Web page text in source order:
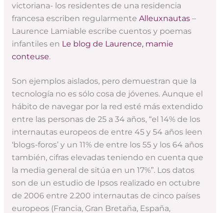
victoriana- los residentes de una residencia
francesa escriben regularmente Alleuxnautas–
Laurence Lamiable escribe cuentos y poemas
infantiles en Le blog de Laurence, mamie
conteuse.
Son ejemplos aislados, pero demuestran que la
tecnología no es sólo cosa de jóvenes. Aunque el
hábito de navegar por la red esté más extendido
entre las personas de 25 a 34 años, “el 14% de los
internautas europeos de entre 45 y 54 años leen
‘blogs-foros’ y un 11% de entre los 55 y los 64 años
también, cifras elevadas teniendo en cuenta que
la media general de sitúa en un 17%”. Los datos
son de un estudio de Ipsos realizado en octubre
de 2006 entre 2.200 internautas de cinco países
europeos (Francia, Gran Bretaña, España,